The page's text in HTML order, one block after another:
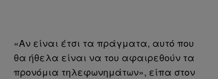
«Αν είναι έτσι τα πράγματα, αυτό που
θα ήθελα είναι να του αφαιρεθούν τα
προνόμια τηλεφωνημάτων», είπα στον